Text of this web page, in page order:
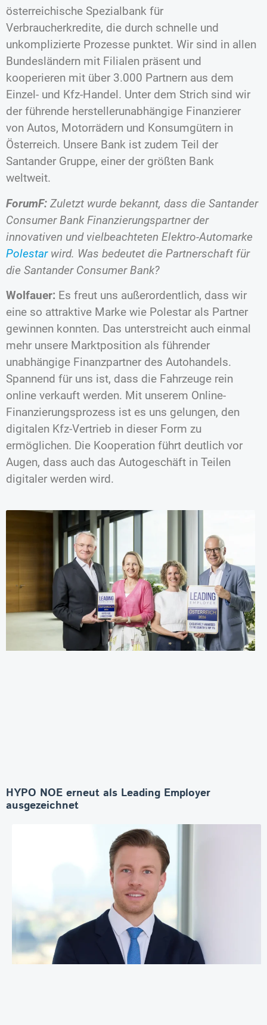
österreichische Spezialbank für
Verbraucherkredite, die durch schnelle und
unkomplizierte Prozesse punktet. Wir sind in allen
Bundesländern mit Filialen präsent und
kooperieren mit über 3.000 Partnern aus dem
Einzel- und Kfz-Handel. Unter dem Strich sind wir
der führende herstellerunabhängige Finanzierer
von Autos, Motorrädern und Konsumgütern in
Österreich. Unsere Bank ist zudem Teil der
Santander Gruppe, einer der größten Bank
weltweit.
ForumF: Zuletzt wurde bekannt, dass die Santander
Consumer Bank Finanzierungspartner der
innovativen und vielbeachteten Elektro-Automarke
Polestarwird. Was bedeutet die Partnerschaft für
die Santander Consumer Bank?
Wolfauer: Es freut uns außerordentlich, dass wir
eine so attraktive Marke wie Polestar als Partner
gewinnen konnten. Das unterstreicht auch einmal
mehr unsere Marktposition als führender
unabhängige Finanzpartner des Autohandels.
Spannend für uns ist, dass die Fahrzeuge rein
online verkauft werden. Mit unserem Online-
Finanzierungsprozess ist es uns gelungen, den
digitalen Kfz-Vertrieb in dieser Form zu
ermöglichen. Die Kooperation führt deutlich vor
Augen, dass auch das Autogeschäft in Teilen
digitaler werden wird.
HYPO NOE erneut als Leading Employer
ausgezeichnet